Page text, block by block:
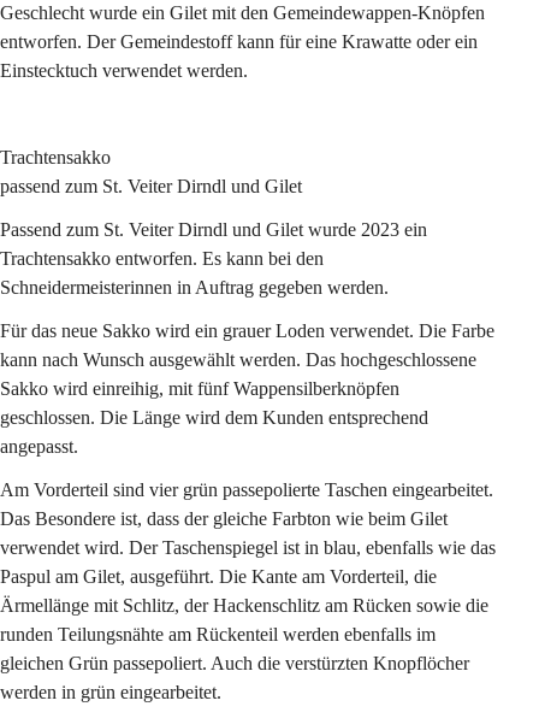
Geschlecht wurde ein Gilet mit den Gemeindewappen-Knöpfen
entworfen. Der Gemeindestoff kann für eine Krawatte oder ein
Einstecktuch verwendet werden.
Trachtensakko
passend zum St. Veiter Dirndl und Gilet
Passend zum St. Veiter Dirndl und Gilet wurde 2023 ein
Trachtensakko entworfen. Es kann bei den
Schneidermeisterinnen in Auftrag gegeben werden.
Für das neue Sakko wird ein grauer Loden verwendet. Die Farbe
kann nach Wunsch ausgewählt werden. Das hochgeschlossene
Sakko wird einreihig, mit fünf Wappensilberknöpfen
geschlossen. Die Länge wird dem Kunden entsprechend
angepasst.
Am Vorderteil sind vier grün passepolierte Taschen eingearbeitet.
Das Besondere ist, dass der gleiche Farbton wie beim Gilet
verwendet wird. Der Taschenspiegel ist in blau, ebenfalls wie das
Paspul am Gilet, ausgeführt. Die Kante am Vorderteil, die
Ärmellänge mit Schlitz, der Hackenschlitz am Rücken sowie die
runden Teilungsnähte am Rückenteil werden ebenfalls im
gleichen Grün passepoliert. Auch die verstürzten Knopflöcher
werden in grün eingearbeitet.